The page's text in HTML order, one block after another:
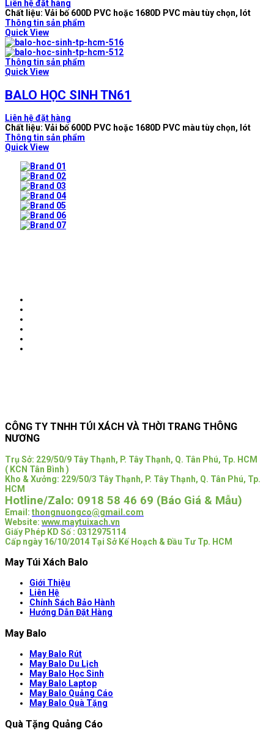
Liên hệ đặt hàng
Chất liệu: Vải bố 600D PVC hoặc 1680D PVC màu tùy chọn, lót
Thông tin sản phẩm
Quick View
Thông tin sản phẩm
Quick View
BALO HỌC SINH TN61
Liên hệ đặt hàng
Chất liệu: Vải bố 600D PVC hoặc 1680D PVC màu tùy chọn, lót
Thông tin sản phẩm
Quick View
CÔNG TY TNHH TÚI XÁCH VÀ THỜI TRANG THÔNG
NƯƠNG
Trụ Sở: 229/50/9 Tây Thạnh, P. Tây Thạnh, Q. Tân Phú, Tp. HCM
( KCN Tân Bình )
Kho & Xưởng: 229/50/3 Tây Thạnh, P. Tây Thạnh, Q. Tân Phú, Tp.
HCM
Hotline/Zalo: 0918 58 46 69 (Báo Giá & Mẫu)
Email: thongnuongco@gmail.com
Website: www.maytuixach.vn
Giấy Phép KD Số : 0312975114
Cấp ngày 16/10/2014 Tại Sở Kế Hoạch & Đầu Tư Tp. HCM
May Túi Xách Balo
Giới Thiệu
Liên Hệ
Chính Sách Bảo Hành
Hướng Dẫn Đặt Hàng
May Balo
May Balo Rút
May Balo Du Lịch
May Balo Học Sinh
May Balo Laptop
May Balo Quảng Cáo
May Balo Quà Tặng
Quà Tặng Quảng Cáo